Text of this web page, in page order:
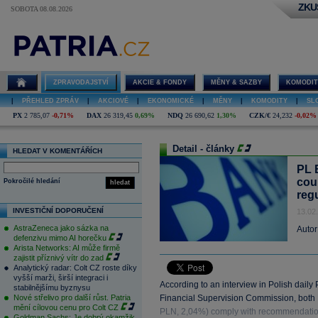
SOBOTA 08.08.2026
ZPRAVODAJSTVÍ AKCIE & FONDY MĚNY & SAZBY
PŘEHLED ZPRÁV AKCIOVÉ EKONOMICKÉ MĚNY KOMODITY
PX 2 785,07 -0,71% DAX 26 319,45 0,69% NDQ 26 690,62 1,30% CZK/€ 24,232 -0,02%
HLEDAT V KOMENTÁŘÍCH
hledat
Pokročilé hledání
INVESTIČNÍ DOPORUČENÍ
AstraZeneca jako sázka na
defenzivu mimo AI horečku
Arista Networks: AI může firmě
zajistit příznivý vítr do zad
Analytický radar: Colt CZ roste díky
vyšší marži, širší integraci i
stabilnějšímu byznysu
Nové střelivo pro další růst. Patria
mění cílovou cenu pro Colt CZ
Detail - články
PL
According to an interview in Polish daily
Financial Supervision Commission,
PLN, 2,04%) comply with